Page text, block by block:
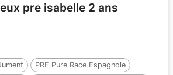
pre isabelle 2 ans
PRE Pure Race Espagnole